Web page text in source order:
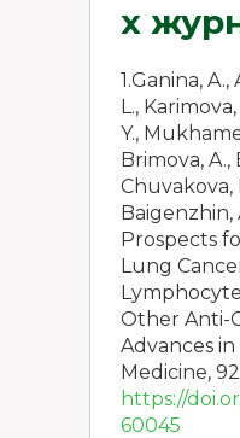
х
1.Ganina, A.,
L.,
Y.,
Brimova, A.,
Chuvakova,
Baigenzhin,
Prospects
Lung
Other Anti-
Advances
Medicine,
https://
60045